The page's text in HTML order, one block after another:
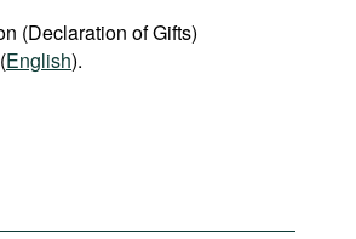
(Declaration of Gifts)
English).